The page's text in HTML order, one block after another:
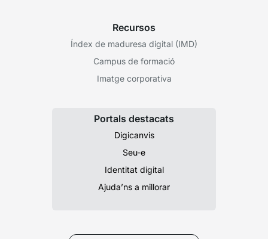
Recursos
Índex de maduresa digital (IMD)
Campus de formació
Imatge corporativa
Portals destacats
Digicanvis
Seu-e
Identitat digital
Ajuda’ns a millorar